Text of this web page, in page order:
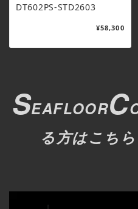
DT602PS-STD2603
¥58,300
SEAFLOORC
る方はこち